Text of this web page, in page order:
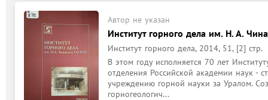
Автор не указан
Институт горного дела им. Н. А.
Институт горного дела, 2014, 51, [2] стр.
В этом году исполняется 70 лет
отделения Российской академии наук -
учреждению горной науки за Уралом.
горногеологич...